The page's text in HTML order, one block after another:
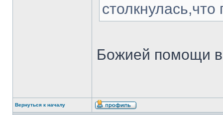
Божией помощи
Вернуться к началу